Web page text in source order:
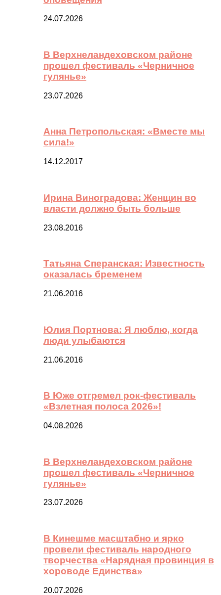
24.07.2026
В Верхнеландеховском районе
прошел фестиваль «Черничное
гулянье»
23.07.2026
Анна Петропольская: «Вместе мы
сила!»
14.12.2017
Ирина Виноградова: Женщин во
власти должно быть больше
23.08.2016
Татьяна Сперанская: Известность
оказалась бременем
21.06.2016
Юлия Портнова: Я люблю, когда
люди улыбаются
21.06.2016
В Юже отгремел рок-фестиваль
«Взлетная полоса 2026»!
04.08.2026
В Верхнеландеховском районе
прошел фестиваль «Черничное
гулянье»
23.07.2026
В Кинешме масштабно и ярко
провели фестиваль народного
творчества «Нарядная провинция в
хороводе Единства»
20.07.2026